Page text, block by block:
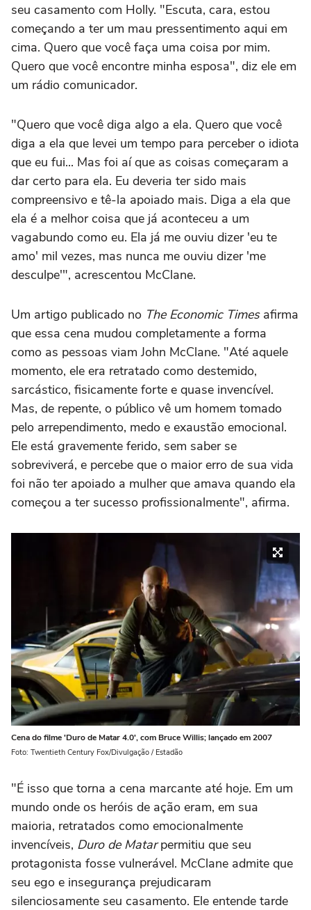
seu casamento com Holly. "Escuta, cara, estou
começando a ter um mau pressentimento aqui em
cima. Quero que você faça uma coisa por mim.
Quero que você encontre minha esposa", diz ele em
um rádio comunicador.
"Quero que você diga algo a ela. Quero que você
diga a ela que levei um tempo para perceber o idiota
que eu fui... Mas foi aí que as coisas começaram a
dar certo para ela. Eu deveria ter sido mais
compreensivo e tê-la apoiado mais. Diga a ela que
ela é a melhor coisa que já aconteceu a um
vagabundo como eu. Ela já me ouviu dizer 'eu te
amo' mil vezes, mas nunca me ouviu dizer 'me
desculpe'", acrescentou McClane.
Um artigo publicado no The Economic Timesafirma
que essa cena mudou completamente a forma
como as pessoas viam John McClane. "Até aquele
momento, ele era retratado como destemido,
sarcástico, fisicamente forte e quase invencível.
Mas, de repente, o público vê um homem tomado
pelo arrependimento, medo e exaustão emocional.
Ele está gravemente ferido, sem saber se
sobreviverá, e percebe que o maior erro de sua vida
foi não ter apoiado a mulher que amava quando ela
começou a ter sucesso profissionalmente", afirma.
Cena do filme 'Duro de Matar 4.0', com Bruce Willis; lançado em 2007
Foto: Twentieth Century Fox/Divulgação / Estadão
"É isso que torna a cena marcante até hoje. Em um
mundo onde os heróis de ação eram, em sua
maioria, retratados como emocionalmente
invencíveis, Duro de Matarpermitiu que seu
protagonista fosse vulnerável. McClane admite que
seu ego e insegurança prejudicaram
silenciosamente seu casamento. Ele entende tarde